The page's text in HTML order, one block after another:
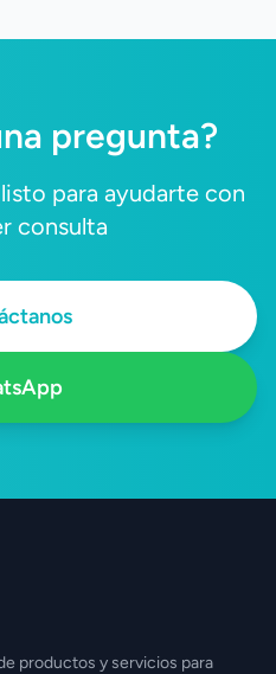
pregunta?
para ayudarte con
consulta
productos y servicios para